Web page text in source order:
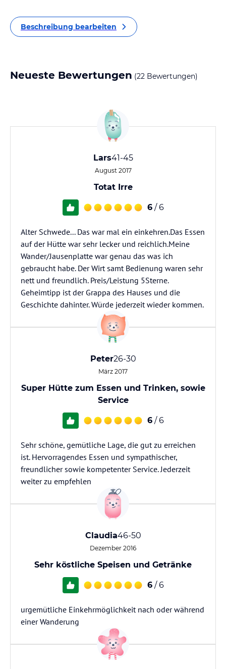
Beschreibung bearbeiten
Neueste Bewertungen (22 Bewertungen)
Lars41-45
August 2017
Totat Irre
6 / 6
Alter Schwede... Das war mal ein einkehren.Das Essen
auf der Hütte war sehr lecker und reichlich.Meine
Wander/Jausenplatte war genau das was ich
gebraucht habe. Der Wirt samt Bedienung waren sehr
nett und freundlich. Preis/Leistung 5Sterne.
Geheimtipp ist der Grappa des Hauses und die
Geschichte dahinter. Würde jederzeit wieder kommen.
Peter26-30
März 2017
Super Hütte zum Essen und Trinken, sowie
Service
6 / 6
Sehr schöne, gemütliche Lage, die gut zu erreichen
ist. Hervorragendes Essen und sympathischer,
freundlicher sowie kompetenter Service. Jederzeit
weiter zu empfehlen
Claudia46-50
Dezember 2016
Sehr köstliche Speisen und Getränke
6 / 6
urgemütliche Einkehrmöglichkeit nach oder während
einer Wanderung